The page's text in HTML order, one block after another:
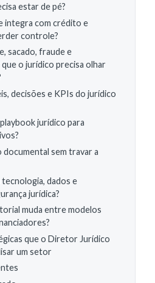
estar de pé?
integra com crédito e
controle?
sacado, fraude e
o jurídico precisa olhar
decisões e KPIs do jurídico
jurídico para
documental sem travar a
dados e
jurídica?
muda entre modelos
que o Diretor Jurídico
um setor